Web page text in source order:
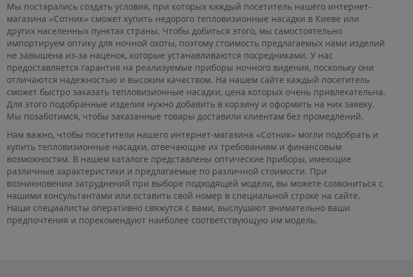
Мы постарались создать условия, при которых каждый посетитель нашего интернет-
магазина «Сотник» сможет купить недорого тепловизионные насадки в Киеве или
других населенных пунктах страны. Чтобы добиться этого, мы самостоятельно
импортируем оптику для ночной охоты, поэтому стоимость предлагаемых нами изделий
не завышена из-за наценок, которые устанавливаются посредниками. У нас
предоставляется гарантия на реализуемые приборы ночного видения, поскольку они
отличаются надежностью и высоким качеством. На нашем сайте каждый посетитель
сможет быстро заказать тепловизионные насадки, цена которых очень привлекательна.
Для этого подобранные изделия нужно добавить в корзину и оформить на них заявку.
Мы позаботимся, чтобы заказанные товары доставили клиентам без промедлений.
Нам важно, чтобы посетители нашего интернет-магазина «Сотник» могли подобрать и
купить тепловизионные насадки, отвечающие их требованиям и финансовым
возможностям. В нашем каталоге представлены оптические приборы, имеющие
различные характеристики и предлагаемые по различной стоимости. При
возникновении затруднений при выборе подходящей модели, вы можете созвониться с
нашими консультантами или оставить свой номер в специальной строке на сайте.
Наши специалисты оперативно свяжутся с вами, выслушают внимательно ваши
предпочтения и порекомендуют наиболее соответствующую им модель.